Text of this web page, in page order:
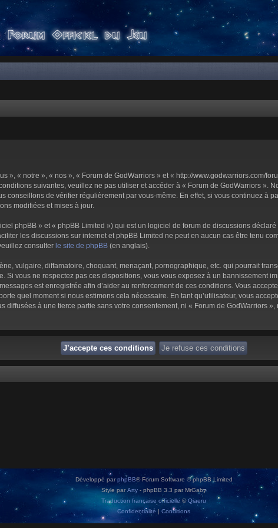
», « notre », « nos », « Forum de GodWarriors » et « http://www.godwarriors.com/
suivantes, veuillez ne pas utiliser et accéder à « Forum de GodWarriors ».
conseillons de vérifier régulièrement par vous-même. En effet, si vous continuez à
modifiées et mises à jour.
phpBB » et « phpBB Limited ») qui est un logiciel de forum de discussions déclaré
les discussions sur internet et phpBB Limited ne peut en aucun cas être tenu
consulter le site de phpBB (en anglais).
vulgaire, diffamatoire, choquant, menaçant, pornographique, etc. qui pourrait
vous ne respectez pas ces dispositions, vous vous exposez à un bannissement
est enregistrée afin d’aider au renforcement de ces conditions. Vous
quel moment si nous estimons cela nécessaire. En tant qu’utilisateur, vous
à une tierce partie sans votre consentement, ni « Forum de GodWarriors
Développé parphpBB® Forum Software © phpBB Limited
Style par Arty - phpBB 3.3 par MrGaby
Traduction française officielle ©Qiaeru
Confidentialité | Conditions